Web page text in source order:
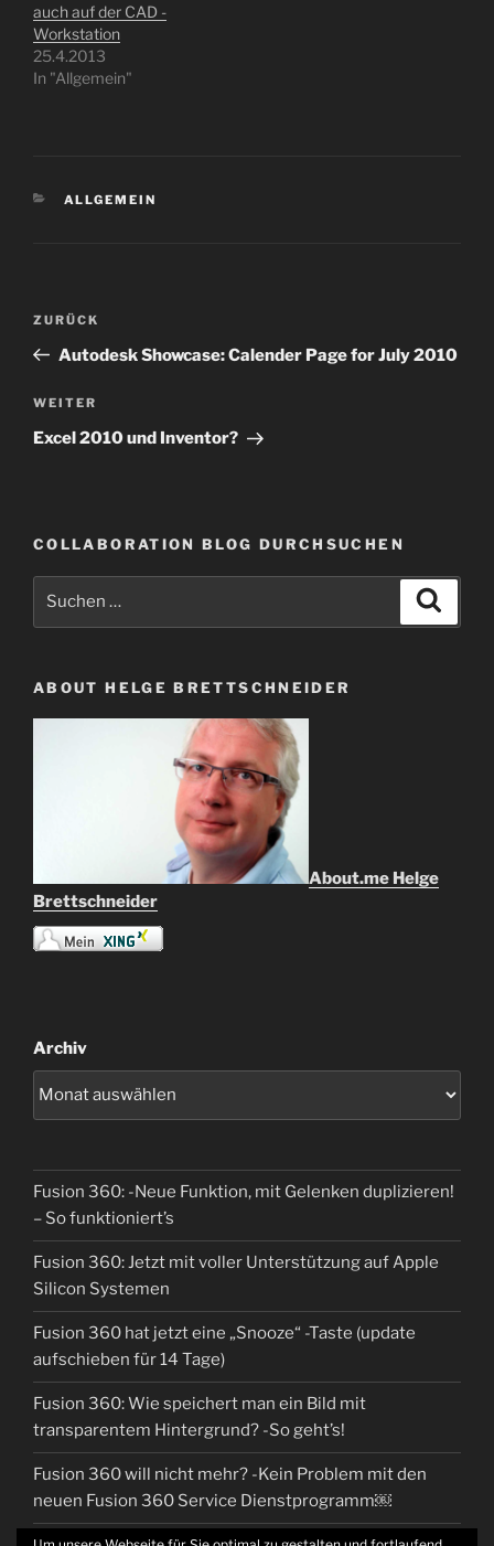
auch auf der CAD -
Workstation
25.4.2013
In "Allgemein"
KATEGORIEN
ALLGEMEIN
Beitragsnavigation
Vorheriger
Beitrag
ZURÜCK
Autodesk Showcase: Calender Page for July 2010
Nächster
Beitrag
WEITER
Excel 2010 und Inventor?
COLLABORATION BLOG DURCHSUCHEN
ABOUT HELGE BRETTSCHNEIDER
About.me Helge
Brettschneider
Archiv
Fusion 360: -Neue Funktion, mit Gelenken duplizieren!
– So funktioniert’s
Fusion 360: Jetzt mit voller Unterstützung auf Apple
Silicon Systemen
Fusion 360 hat jetzt eine „Snooze“ -Taste (update
aufschieben für 14 Tage)
Fusion 360: Wie speichert man ein Bild mit
transparentem Hintergrund? -So geht’s!
Fusion 360 will nicht mehr? -Kein Problem mit den
neuen Fusion 360 Service Dienstprogramm￼